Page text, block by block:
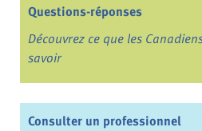
Questions-réponses
Découvrez ce que les
savoir
Consulter un professionnel